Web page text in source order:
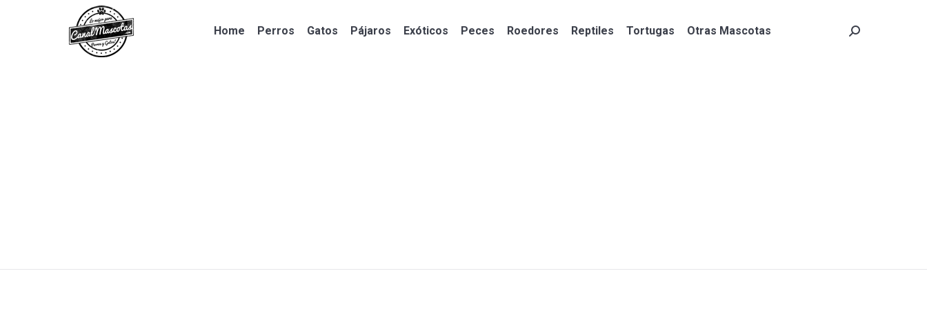
Home Perros Gatos Pájaros Exóticos Peces Roedores Reptiles Tortugas Otras Mascotas Search:
Home Perros Gatos Pájaros Exóticos Peces Roedores Reptiles Tortugas Otras Mascotas Search: